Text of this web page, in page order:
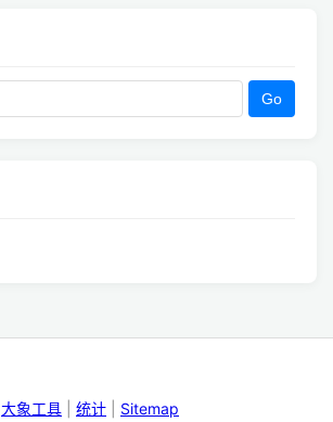
Go
大象工具 统计 Sitemap